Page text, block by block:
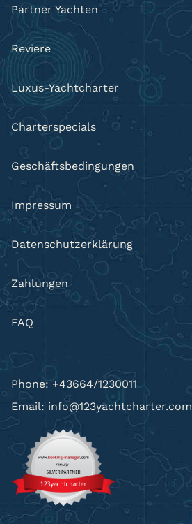
Partner Yachten
Reviere
Luxus-Yachtcharter
Charterspecials
Geschäftsbedingungen
Impressum
Datenschutzerklärung
Zahlungen
FAQ
Phone: +43664/1230011
Email: info@123yachtcharter.com